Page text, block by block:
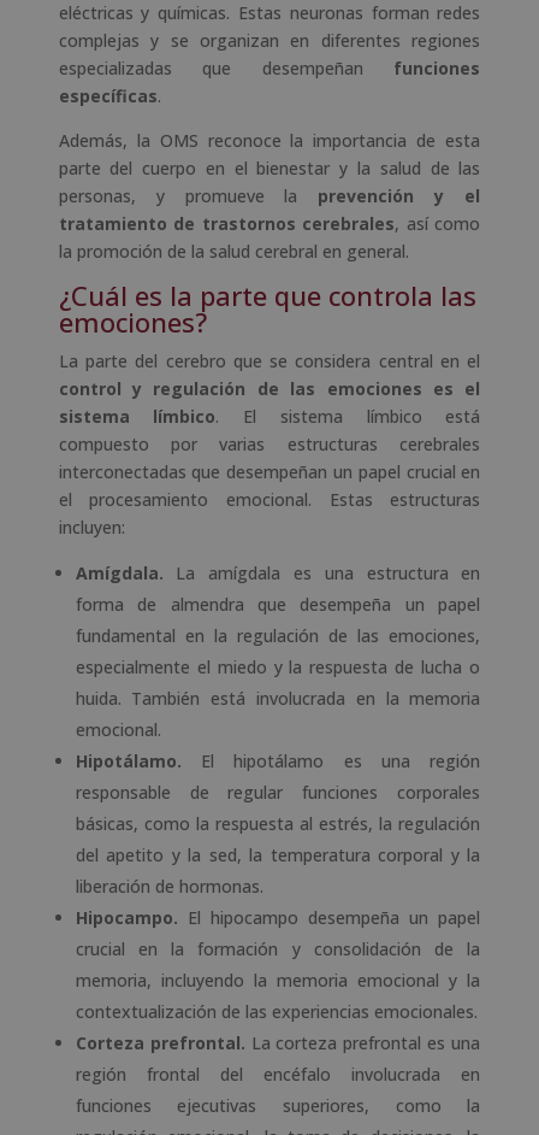
eléctricas y químicas. Estas neuronas forman redes
complejas y se organizan en diferentes regiones
especializadas que desempeñan funciones
específicas.
Además, la OMS reconoce la importancia de esta
parte del cuerpo en el bienestar y la salud de las
personas, y promueve la prevención y el
tratamiento de trastornos cerebrales, así como
la promoción de la salud cerebral en general.
¿Cuál es la parte que controla las
emociones?
La parte del cerebro que se considera central en el
control y regulación de las emociones es el
sistema límbico. El sistema límbico está
compuesto por varias estructuras cerebrales
interconectadas que desempeñan un papel crucial en
el procesamiento emocional. Estas estructuras
incluyen:
Amígdala. La amígdala es una estructura en
forma de almendra que desempeña un papel
fundamental en la regulación de las emociones,
especialmente el miedo y la respuesta de lucha o
huida. También está involucrada en la memoria
emocional.
Hipotálamo. El hipotálamo es una región
responsable de regular funciones corporales
básicas, como la respuesta al estrés, la regulación
del apetito y la sed, la temperatura corporal y la
liberación de hormonas.
Hipocampo. El hipocampo desempeña un papel
crucial en la formación y consolidación de la
memoria, incluyendo la memoria emocional y la
contextualización de las experiencias emocionales.
Corteza prefrontal. La corteza prefrontal es una
región frontal del encéfalo involucrada en
funciones ejecutivas superiores, como la